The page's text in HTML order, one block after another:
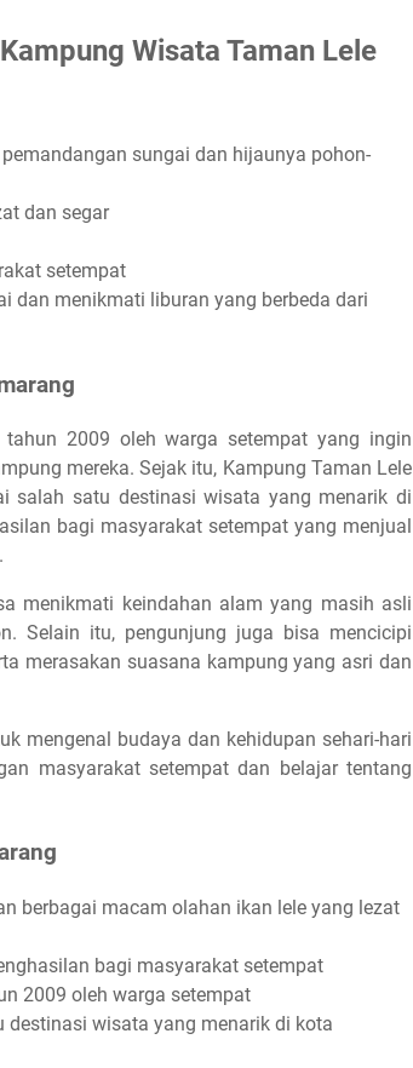
Wisata Taman Lele
sungai dan hijaunya pohon-
dan segar
setempat
dan menikmati liburan yang berbeda dari
2009 oleh warga setempat yang ingin
mereka. Sejak itu, Kampung Taman Lele
salah satu destinasi wisata yang menarik di
bagi masyarakat setempat yang menjual
menikmati keindahan alam yang masih asli
Selain itu, pengunjung juga bisa mencicipi
merasakan suasana kampung yang asri dan
mengenal budaya dan kehidupan sehari-hari
masyarakat setempat dan belajar tentang
berbagai macam olahan ikan lele yang lezat
bagi masyarakat setempat
2009 oleh warga setempat
destinasi wisata yang menarik di kota